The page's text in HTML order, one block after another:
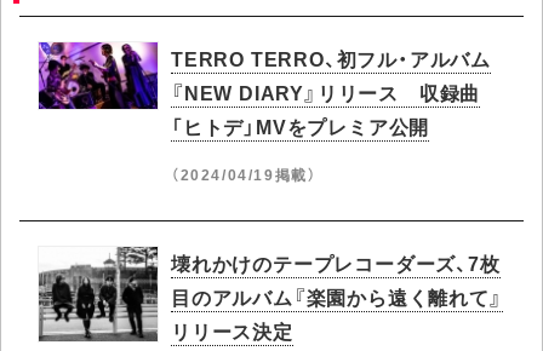
TERRO TERRO、初フル・アルバム
『NEW DIARY』リリース 収録曲
「ヒトデ」MVをプレミア公開
（2024/04/19掲載）
壊れかけのテープレコーダーズ、7枚
目のアルバム『楽園から遠く離れて』
リリース決定